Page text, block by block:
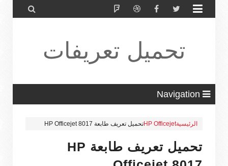


تحميل تعريفات
طابعة ولاب
توب HP Driver
الرئيسيةHP Officejetتحميل تعريف طابعة HP Officejet 8017
تحميل تعريف طابعة HP